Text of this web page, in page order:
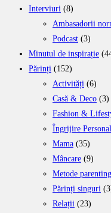
Interviuri (8)
Ambasadorii
Podcast (3)
Minutul de inspirație
Părinți (152)
Activități (6)
Casă & Deco (3)
Fashion &
Îngrijire
Mama (35)
Mâncare (9)
Metode parenting
Părinți singuri
Relații (23)